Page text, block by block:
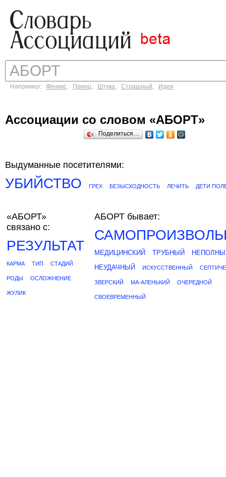
Например: Феникс, Принц, Штука, Страшный, Идея
Ассоциации со словом «АБОРТ»
Поделиться…
Выдуманные посетителями:
УБИЙСТВО ГРЕХ БЕЗЫСХОДНОСТЬ ЛЕЧИТЬ ДЕТИ
«АБОРТ»
связано с:
РЕЗУЛЬТАТ
КАРМА ТИП СТАДИЙ
РОДЫ ОСЛОЖНЕНИЕ
ЖУЛИК
АБОРТ бывает:
МЕДИЦИНСКИЙ ТРУБНЫЙ
НЕУДАЧНЫЙ
ИСКУССТВЕННЫЙ
ЗВЕРСКИЙ МА-АЛЕНЬКИЙ ОЧЕРЕДНОЙ
СВОЕВРЕМЕННЫЙ